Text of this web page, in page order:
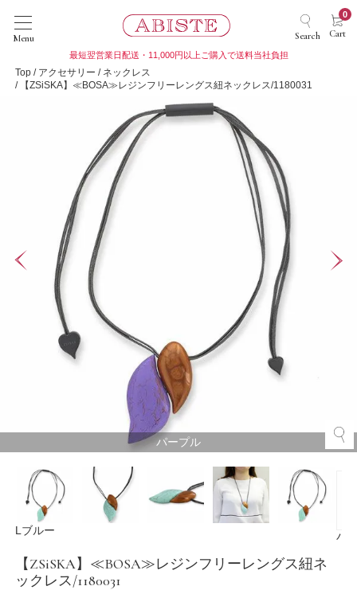
Menu Search Cart
0
最短翌営業日配送・11,000円以上ご購入で送料当社負担
Top アクセサリー
ネックレス
【ZSiSKA】≪BOSA≫レジンフリーレングス紐ネックレス/1180031
パープル
Lブルー パ
【ZSiSKA】≪BOSA≫レジンフリーレングス紐ネ
ックレス/1180031